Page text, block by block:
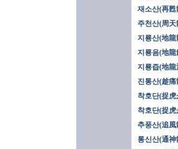
재소산(再甦
주천산(周天
지룡산(地龍
지룡음(地龍
지룡즙(地龍
진통산(趁痛
착호단(捉虎
착호단(捉虎
추풍산(追風
통신산(通神